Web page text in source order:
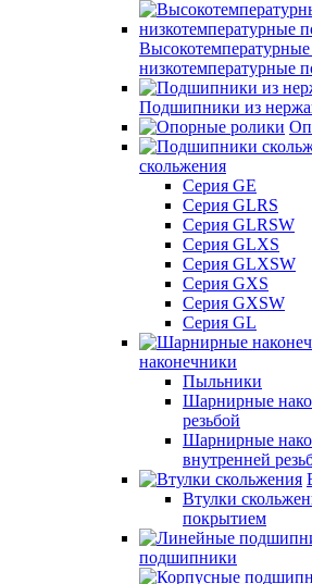
низкотемпературные
Подшипники из
скольжения
Серия GE
Серия GLRS
Серия GLRSW
Серия GLXS
Серия GLXSW
Серия GXS
Серия GXSW
Серия GL
наконечники
Пыльники
Шарнирные
резьбой
Шарнирные
внутренней
Втулки
покрытием
подшипники